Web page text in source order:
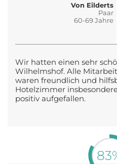
Von Eilderts
Paar
60-69 Jahre
Wir hatten einen sehr
Wilhelmshof. Alle
waren freundlich und
Hotelzimmer
positiv aufgefallen.